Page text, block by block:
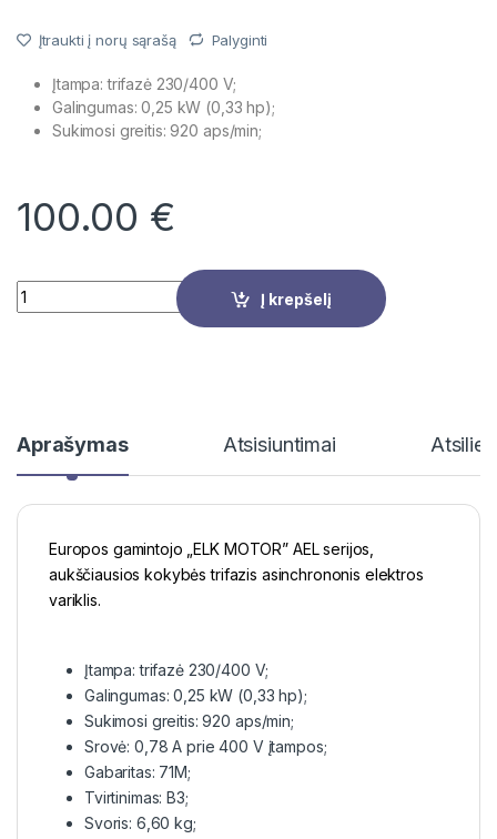
Įtraukti į norų sąrašą Palyginti
Įtampa: trifazė 230/400 V;
Galingumas: 0,25 kW (0,33 hp);
Sukimosi greitis: 920 aps/min;
100.00 €
Quantity
Į krepšelį
Aprašymas Atsisiuntimai
Europos gamintojo „ELK MOTOR” AEL serijos,
aukščiausios kokybės trifazis asinchrononis elektros
variklis.
Įtampa: trifazė 230/400 V;
Galingumas: 0,25 kW (0,33 hp);
Sukimosi greitis: 920 aps/min;
Srovė: 0,78 A prie 400 V įtampos;
Gabaritas: 71M;
Tvirtinimas: B3;
Svoris: 6,60 kg;